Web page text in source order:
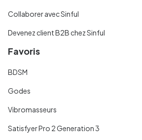
Collaborer avec Sinful
Devenez client B2B chez Sinful
Favoris
BDSM
Godes
Vibromasseurs
Satisfyer Pro 2 Generation 3